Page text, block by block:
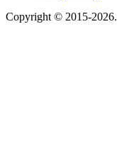
Copyright © 2015-